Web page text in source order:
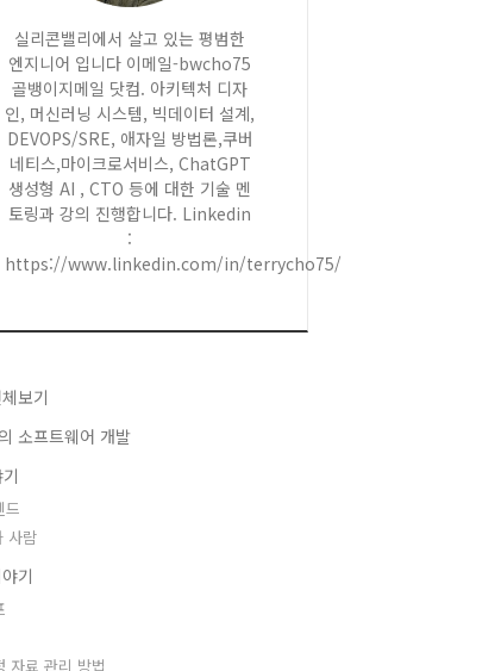
실리콘밸리에서 살고 있는 평범한
엔지니어 입니다 이메일-bwcho75
골뱅이지메일 닷컴. 아키텍처 디자
인, 머신러닝 시스템, 빅데이터 설계,
DEVOPS/SRE, 애자일 방법론,쿠버
네티스,마이크로서비스, ChatGPT
생성형 AI , CTO 등에 대한 기술 멘
토링과 강의 진행합니다. Linkedin
:
https://www.linkedin.com/in/terrycho75/
보기
소프트웨어 개발
드
사람
기
자료 관리 방법